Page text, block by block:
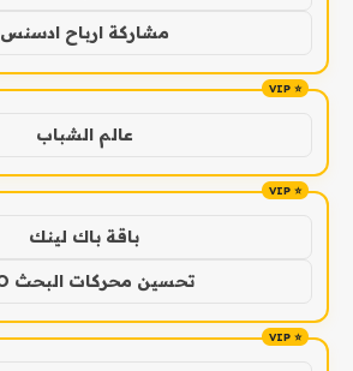
مشاركة ارباح ادسنس
عالم الشباب
باقة باك لينك
تحسين محركات البحث SEO